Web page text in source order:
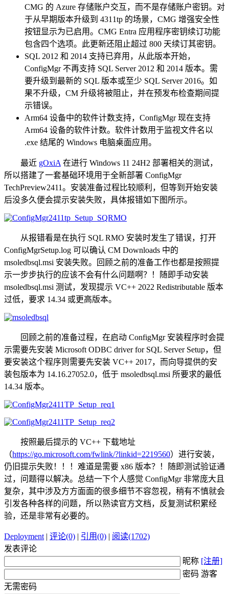
CMG 的 Azure 存储账户交互，而不是存储账户密钥。对
于从早期版本升级到 4311tp 的场景，CMG 增强安全性
按钮显示为已启用。CMG Entra 应用程序密钥续订功能
包含四个选项。此更新还阻止超过 800 天续订其密钥。
SQL 2012 和 2014 支持已弃用，从此版本开始，
ConfigMgr 不再支持 SQL Server 2012 和 2014 版本。需
要升级到最新的 SQL 版本或至少 SQL Server 2016。如
果不升级，CM 升级将被阻止，并在预发布检查期间提
示错误。
Arm64 设备中的软件计数支持，ConfigMgr 现在支持
Arm64 设备的软件计数。软件计数用于监视文件名以
.exe 结尾的 Windows 电脑桌面应用。
最近 gOxiA在进行 Windows 11 24H2 部署相关的测试，
所以搭建了一套基础环境用于全新部署 ConfigMgr
TechPreview2411。安装准备过程比较顺利，但等到开始安装
后没多久便会提示安装失败，具体报错如下图所示。
从报错看是在执行 SQL RMO 安装时发生了错误，打开
ConfigMgrSetup.log 可以确认 CM Downloads 中的
msoledbsql.msi 安装失败。回顾之前的准备工作也都是按照提
示一步步执行的应该不会有什么问题啊？！随即手动安装
msoledbsql.msi 测试，发现提示 VC++ 2022 Redistributable 版本
过低，要求 14.34 或更高版本。
回顾之前的准备过程，在启动 ConfigMgr 安装程序时会提
示需要先安装 Microsoft ODBC driver for SQL Server Setup，但
要安装这个程序则需要先安装 VC++ 2017，而向导提供的安
装包版本为 14.16.27052.0，低于 msoledbsql.msi 所要求的最低
14.34 版本。
按照最后提示的 VC++ 下载地址
（https://go.microsoft.com/fwlink/?linkid=2219560）进行安装，
仍旧提示失败！！！难道是需要 x86 版本？！随即测试验证通
过，问题得以解决。总结一下个人感觉 ConfigMgr 非常庞大且
复杂，其中涉及方方面面的很多细节不容忽视，稍有不慎就会
引发各种各样的问题，所以熟读官方文档，反复测试积累经
验，还是非常有必要的。
Deployment| 评论(0) | 引用(0) | 阅读(1702)
发表评论
昵称 [注册]
密码 游客
无需密码